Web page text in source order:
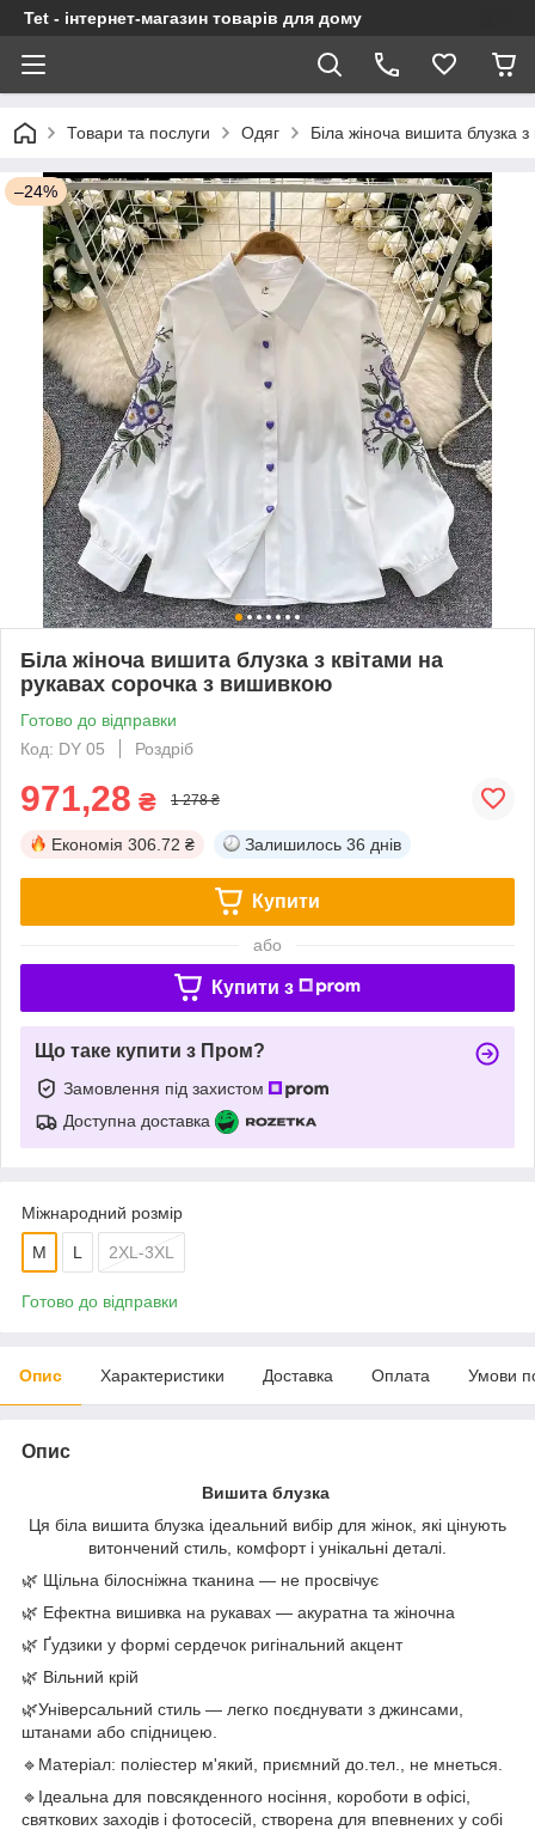
Tet - інтернет-магазин товарів для дому
Товари та послуги Одяг Біла жіноча вишита блузка
–24%
Біла жіноча вишита блузка з квітами на
рукавах сорочка з вишивкою
Готово до відправки
Код: DY 05
Роздріб
971,28 ₴ 1 278 ₴
Економія 306.72 ₴ Залишилось 36 днів
Купити
або
Купити з
Що таке купити з Пром?
Замовлення під захистом
Доступна доставка
Міжнародний розмір
M L 2XL-3XL
Готово до відправки
Опис Характеристики Доставка Оплата Умови
Опис
Вишита блузка
Ця біла вишита блузка ідеальний вибір для жінок, які цінують
витончений стиль, комфорт і унікальні деталі.
🌿 Щільна білосніжна тканина — не просвічує
🌿 Ефектна вишивка на рукавах — акуратна та жіночна
🌿 Ґудзики у формі сердечок ригінальний акцент
🌿 Вільний крій
🌿Універсальний стиль — легко поєднувати з джинсами,
штанами або спідницею.
🔹️Матеріал: поліестер м'який, приємний до.тел., не мнеться.
🔹️Ідеальна для повсякденного носіння, короботи в офісі,
святкових заходів і фотосесій, створена для впевнених у собі